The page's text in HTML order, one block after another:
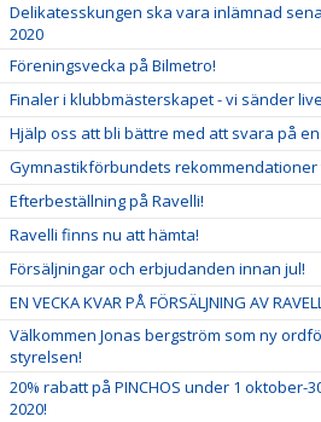
Delikatesskungen ska vara inlämnad
2020
Föreningsvecka på Bilmetro!
Finaler i klubbmästerskapet - vi sänder live
Hjälp oss att bli bättre med att svara på
Gymnastikförbundets rekommendationer
Efterbeställning på Ravelli!
Ravelli finns nu att hämta!
Försäljningar och erbjudanden innan jul!
EN VECKA KVAR PÅ FÖRSÄLJNING AV
Välkommen Jonas bergström som ny
styrelsen!
20% rabatt på PINCHOS under 1 oktober-
2020!